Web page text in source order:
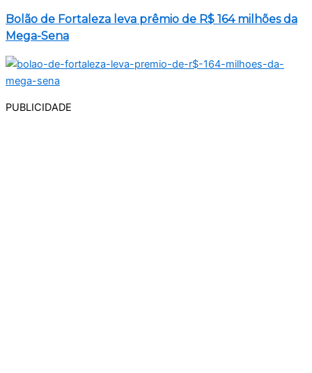
Bolão de Fortaleza leva prêmio de R$ 164 milhões da
Mega-Sena
PUBLICIDADE